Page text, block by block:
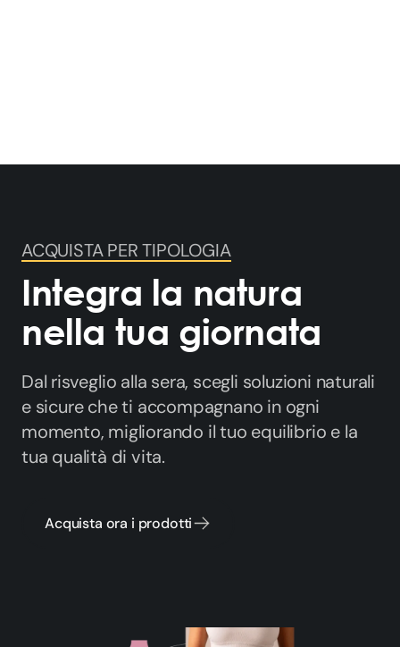
ACQUISTA PER TIPOLOGIA
Integra la natura
nella tua giornata
Dal risveglio alla sera, scegli soluzioni naturali
e sicure che ti accompagnano in ogni
momento, migliorando il tuo equilibrio e la
tua qualità di vita.
Acquista ora i prodotti